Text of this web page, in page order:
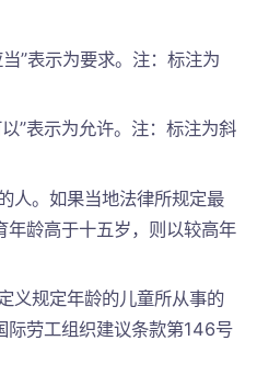
”表示为要求。注：标注为
”表示为允许。注：标注为斜
人。如果当地法律所规定最
年龄高于十五岁，则以较高年
义规定年龄的儿童所从事的
际劳工组织建议条款第146号